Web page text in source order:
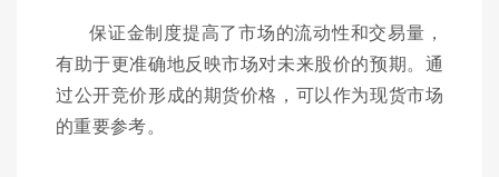
保证金制度提高了市场的流动性和交易量，
有助于更准确地反映市场对未来股价的预期。通
过公开竞价形成的期货价格，可以作为现货市场
的重要参考。